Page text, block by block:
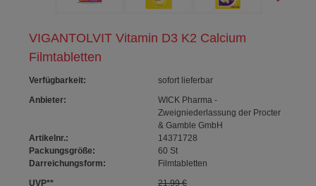
VIGANTOLVIT Vitamin D3 K2 Calcium
Filmtabletten
Verfügbarkeit:
sofort lieferbar
Anbieter:
WICK Pharma -
Zweigniederlassung der Procter
& Gamble GmbH
Artikelnr.:
14371728
Packungsgröße:
60 St
Darreichungsform:
Filmtabletten
UVP**
21,99 €